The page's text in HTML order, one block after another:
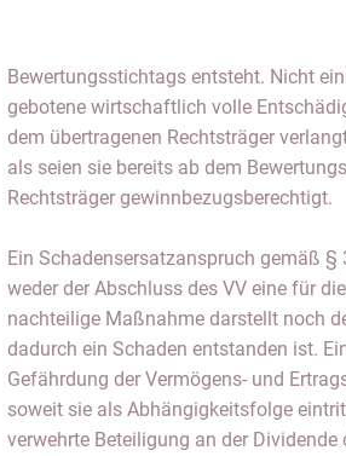
Bewertungsstichtags entsteht. Nicht
gebotene wirtschaftlich volle
dem übertragenen Rechtsträger
als seien sie bereits ab dem
Rechtsträger gewinnbezugsberechtigt.
Ein Schadensersatzanspruch gemäß §
weder der Abschluss des VV eine für
nachteilige Maßnahme darstellt noch
dadurch ein Schaden entstanden ist.
Gefährdung der Vermögens- und
soweit sie als Abhängigkeitsfolge
verwehrte Beteiligung an der